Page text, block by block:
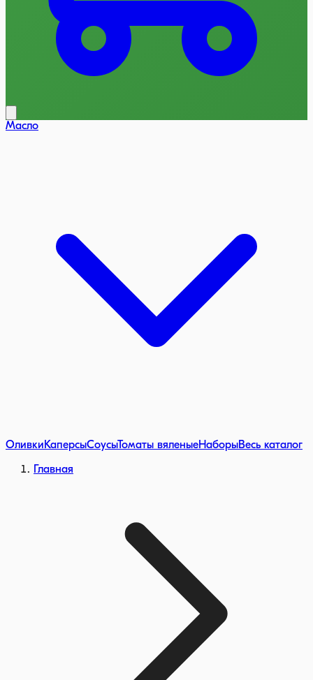
Масло
ОливкиКаперсыСоусыТоматы вяленыеНаборыВесь каталог
Главная